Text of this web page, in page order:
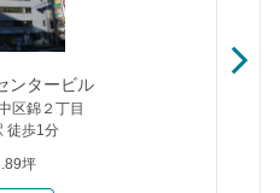
ンタービル
区錦２丁目
徒歩1分
坪